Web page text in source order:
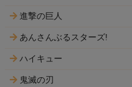
進撃の巨人
あんさんぶるスターズ!
ハイキュー
鬼滅の刃